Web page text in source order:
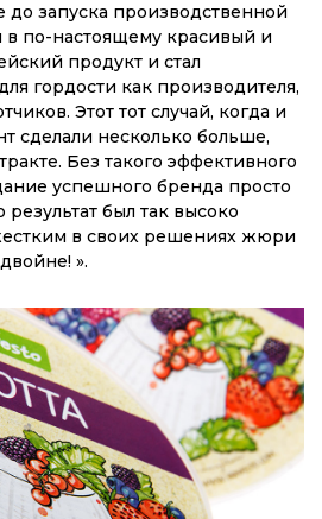
до запуска производственной
в по-настоящему красивый и
продукт и стал
гордости как производителя,
Этот тот случай, когда и
сделали несколько больше,
Без такого эффективного
успешного бренда просто
был так высоко
в своих решениях жюри
».